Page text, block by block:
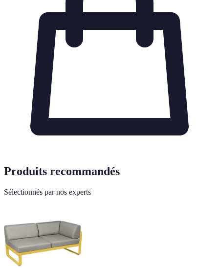
Produits recommandés
Sélectionnés par nos experts